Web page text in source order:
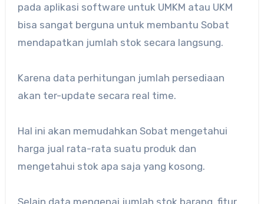
pada aplikasi software untuk UMKM atau UKM
bisa sangat berguna untuk membantu Sobat
mendapatkan jumlah stok secara langsung.
Karena data perhitungan jumlah persediaan
akan ter-update secara real time.
Hal ini akan memudahkan Sobat mengetahui
harga jual rata-rata suatu produk dan
mengetahui stok apa saja yang kosong.
Selain data mengenai jumlah stok barang, fitur